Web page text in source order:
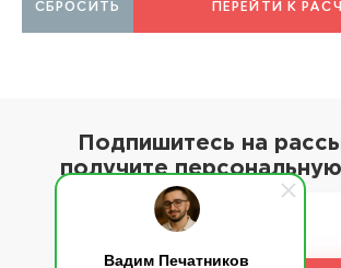
Вадим Печатников
ПЕРЕЙТИ К
СБРОСИТЬ
Подпишитесь на
получите